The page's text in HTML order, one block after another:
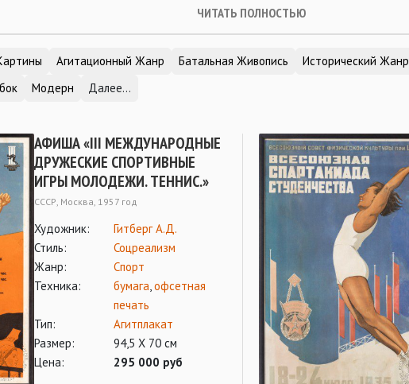
ЧИТАТЬ ПОЛНОСТЬЮ
Агитационный Жанр Батальная Живопись Исторический Жанр
Модерн Далее...
АФИША «III МЕЖДУНАРОДНЫЕ
ДРУЖЕСКИЕ СПОРТИВНЫЕ
ИГРЫ МОЛОДЕЖИ. ТЕННИС.»
СССР, Москва, 1957 год
Художник:
Гитберг А.Д.
Стиль:
Соцреализм
Жанр:
Спорт
Техника:
бумага,офсетная
печать
Тип:
Агитплакат
Размер:
94,5 Х 70 см
Цена:
295 000 руб